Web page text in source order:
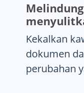
Kekalkan
dokumen
perubahan